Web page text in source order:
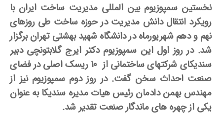
نخستین سمپوزیوم بین ­المللی مدیریت ساخت ایران با
رویکرد انتقال دانش مدیریت در حوزه ساخت طی روزهای
نهم و دهم شهریورماه در دانشگاه شهید بهشتی تهران برگزار
شد. در روز اول این سمپوزیوم دکتر ایرج گلابتونچی دبیر
سندیکای شرکتهای ساختمانی از ۱۰ ریسک اصلی در فضای
صنعت احداث سخن گفت. در روز دوم سمپوزیوم نیز از
مهندس بهمن دادمان رئیس هیات مدیره سندیکا به عنوان
یکی از چهره­ های ماندگار صنعت تقدیر شد.